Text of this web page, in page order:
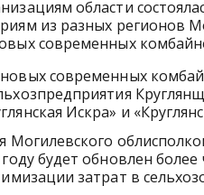
области
из разных регионов
современных
современных
Искра» и
Могилевского
будет обновлен
затрат в